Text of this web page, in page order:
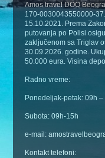
Amos travel DOO
170-0030043550000-
15.10.2021. Prema
putovanja po Polisi
zaključenom sa Triglav
30.09.2026. godine.
50.000 eura. Visina
Radno vreme:
Ponedeljak-petak: 09h
Subota: 09h-15h
e-mail:
Kontakt telefoni: